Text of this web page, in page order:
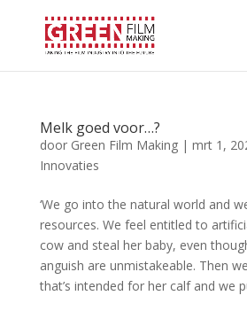
Melk goed voor…?
door Green Film Making| mrt 1,
Innovaties
‘We go into the natural world and
resources. We feel entitled to
cow and steal her baby, even
anguish are unmistakeable. Then
that’s intended for her calf and we